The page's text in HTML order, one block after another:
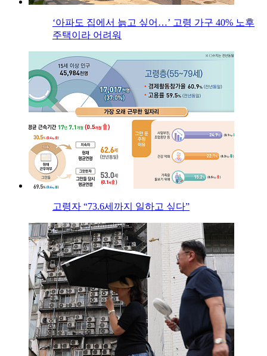
‘아파도 집에서 늙고 싶어…’ 고령 가구 40% 노후
주택이라 어려워
고령자 “73.6세까지 일하고 싶다”